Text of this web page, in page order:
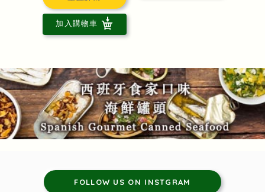
加入購物車
FOLLOW US ON INSTGRAM